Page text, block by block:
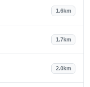
1.6km
1.7km
2.0km